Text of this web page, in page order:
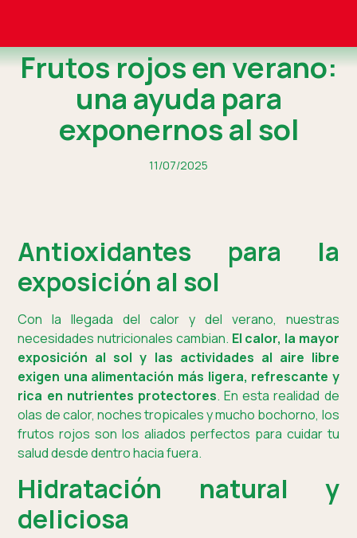
Frutos rojos en verano:
una ayuda para
exponernos al sol
11/07/2025
Antioxidantes para la
exposición al sol
Con la llegada del calor y del verano, nuestras
necesidades nutricionales cambian. El calor, la mayor
exposición al sol y las actividades al aire libre
exigen una alimentación más ligera, refrescante y
rica en nutrientes protectores. En esta realidad de
olas de calor, noches tropicales y mucho bochorno, los
frutos rojos son los aliados perfectos para cuidar tu
salud desde dentro hacia fuera.
Hidratación natural y
deliciosa